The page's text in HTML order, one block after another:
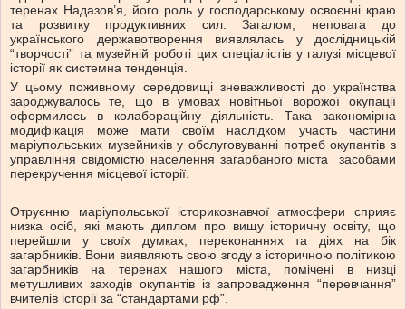
теренах Надазов’я, його роль у господарському освоєнні краю
та розвитку продуктивних сил. Загалом, неповага до
українського державотворення виявлялась у дослідницькій
“творчості” та музейній роботі цих спеціалістів у галузі місцевої
історії як системна тенденція.
У цьому поживному середовищі зневажливості до українства
зароджувалось те, що в умовах новітньої ворожої окупації
оформилось в колабораційну діяльність. Така закономірна
модифікація може мати своїм наслідком участь частини
маріупольських музейників у обслуговуванні потреб окупантів з
управління свідомістю населення загарбаного міста засобами
перекручення місцевої історії.
Отруєнню маріупольської історикознавчої атмосфери сприяє
низка осіб, які мають диплом про вищу історичну освіту, що
перейшли у своїх думках, переконаннях та діях на бік
загарбників. Вони виявляють свою згоду з історичною політикою
загарбників на теренах нашого міста, помічені в низці
метушливих заходів окупантів із запровадження “перевчання”
вчителів історії за “стандартами рф”.